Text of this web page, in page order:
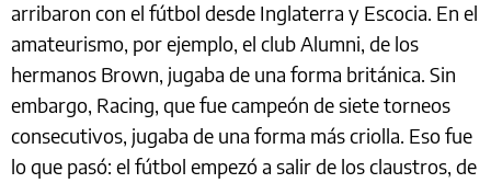
arribaron con el fútbol desde Inglaterra y Escocia. En el
amateurismo, por ejemplo, el club Alumni, de los
hermanos Brown, jugaba de una forma británica. Sin
embargo, Racing, que fue campeón de siete torneos
consecutivos, jugaba de una forma más criolla. Eso fue
lo que pasó: el fútbol empezó a salir de los claustros, de